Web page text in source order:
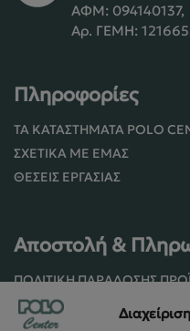
ΑΦΜ: 094140137,
Αρ. ΓΕΜΗ:
Πληροφορίες
ΤΑ ΚΑΤΑΣΤΉΜΑΤΑ POLO
ΣΧΕΤΙΚΆ ΜΕ ΕΜΆΣ
ΘΈΣΕΙΣ ΕΡΓΑΣΊΑΣ
Αποστολή &
ΠΟΛΙΤΙΚΉ ΠΑΡΆΔΟΣΗΣ
ΠΟΛΙΤΙΚΉ ΕΠΙΣΤΡΟΦΏΝ /
ΌΡΟΙ ΧΡΉΣΗΣ ΚΑΙ